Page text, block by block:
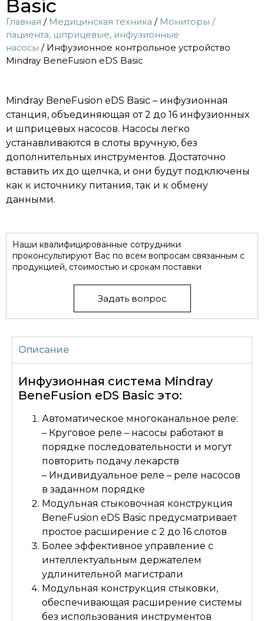
Basic
Главная / Медицинская техника / Мониторы /
пациента, шприцевые, инфузионные
насосы / Инфузионное контрольное устройство
Mindray BeneFusion eDS Basic
Mindray BeneFusion eDS Basic – инфузионная
станция, объединяющая от 2 до 16 инфузионных
и шприцевых насосов. Насосы легко
устанавливаются в слоты вручную, без
дополнительных инструментов. Достаточно
вставить их до щелчка, и они будут подключены
как к источнику питания, так и к обмену
данными.
Наши квалифицированные сотрудники
проконсультируют Вас по всем вопросам связанным с
продукцией, стоимостью и срокам поставки
Задать вопрос
Описание
Инфузионная система Mindray
BeneFusion eDS Basic это:
Автоматическое многоканальное реле:
– Круговое реле – насосы работают в
порядке последовательности и могут
повторить подачу лекарств
– Индивидуальное реле – реле насосов
в заданном порядке
Модульная стыковочная конструкция
BeneFusion eDS Basic предусматривает
простое расширение с 2 до 16 слотов
Более эффективное управление с
интеллектуальным держателем
удлинительной магистрали
Модульная конструкция стыковки,
обеспечивающая расширение системы
без использования инструментов